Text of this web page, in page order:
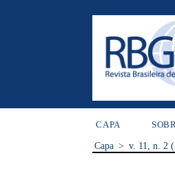
CAPA
Capa > v. 11, n. 2